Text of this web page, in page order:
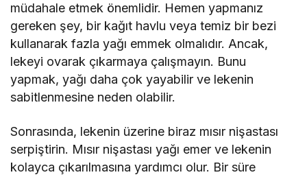
müdahale etmek önemlidir. Hemen yapmanız
gereken şey, bir kağıt havlu veya temiz bir bezi
kullanarak fazla yağı emmek olmalıdır. Ancak,
lekeyi ovarak çıkarmaya çalışmayın. Bunu
yapmak, yağı daha çok yayabilir ve lekenin
sabitlenmesine neden olabilir.
Sonrasında, lekenin üzerine biraz mısır nişastası
serpiştirin. Mısır nişastası yağı emer ve lekenin
kolayca çıkarılmasına yardımcı olur. Bir süre